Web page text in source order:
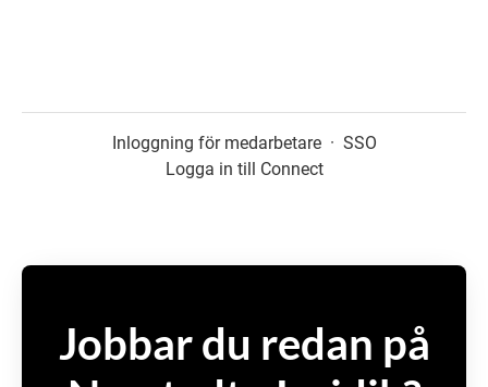
Inloggning för medarbetare · SSO
Logga in till Connect
Jobbar du redan på